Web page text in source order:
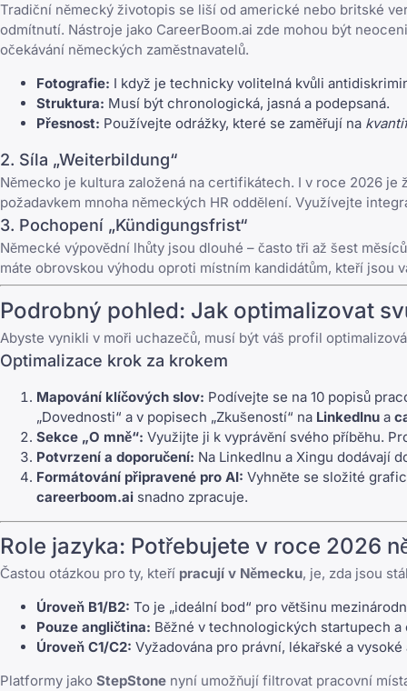
Tradiční německý životopis se liší od americké nebo britské
odmítnutí. Nástroje jako CareerBoom.ai zde mohou být
očekávání německých zaměstnavatelů.
Fotografie: I když je technicky volitelná kvůli
Struktura: Musí být chronologická, jasná a podepsaná.
Přesnost: Používejte odrážky, které se zaměřují na
2. Síla „Weiterbildung“
Německo je kultura založená na certifikátech. I v roce 2026
požadavkem mnoha německých HR oddělení. Využívejte
3. Pochopení „Kündigungsfrist“
Německé výpovědní lhůty jsou dlouhé – často tři až šest
máte obrovskou výhodu oproti místním kandidátům, kteří jsou
Podrobný pohled: Jak optimalizovat
Abyste vynikli v moři uchazečů, musí být váš profil
Optimalizace krok za krokem
Mapování klíčových slov: Podívejte se na 10 popisů
„Dovednosti“ a v popisech „Zkušeností“ na LinkedInu a
Sekce „O mně“: Využijte ji k vyprávění svého příběhu.
Potvrzení a doporučení: Na LinkedInu a Xingu dodávají
Formátování připravené pro AI: Vyhněte se složité
careerboom.ai snadno zpracuje.
Role jazyka: Potřebujete v roce 2026
Častou otázkou pro ty, kteří pracují v Německu, je, zda jsou
Úroveň B1/B2: To je „ideální bod“ pro většinu
Pouze angličtina: Běžné v technologických startupech
Úroveň C1/C2: Vyžadována pro právní, lékařské a
Platformy jako StepStone nyní umožňují filtrovat pracovní